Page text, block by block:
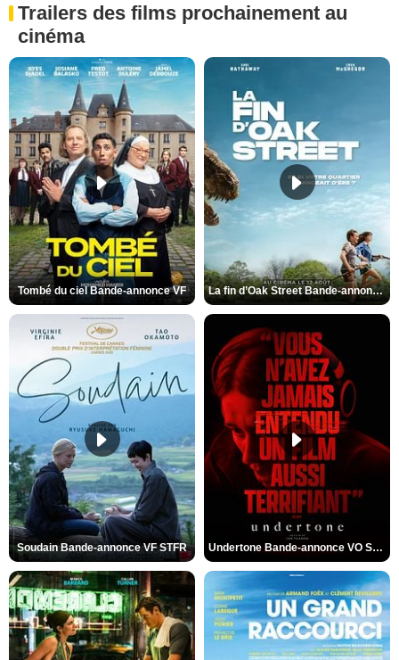
Trailers des films prochainement au
cinéma
Tombé du ciel Bande-annonce VF La fin d’Oak Street Bande-annonce VO STFR
Soudain Bande-annonce VF STFR Undertone Bande-annonce VO STFR